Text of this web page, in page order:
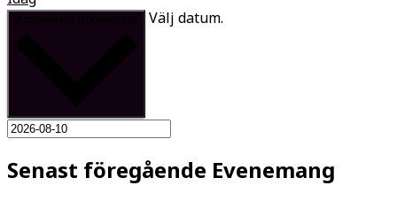
Välj datum.
Senast föregående Evenemang